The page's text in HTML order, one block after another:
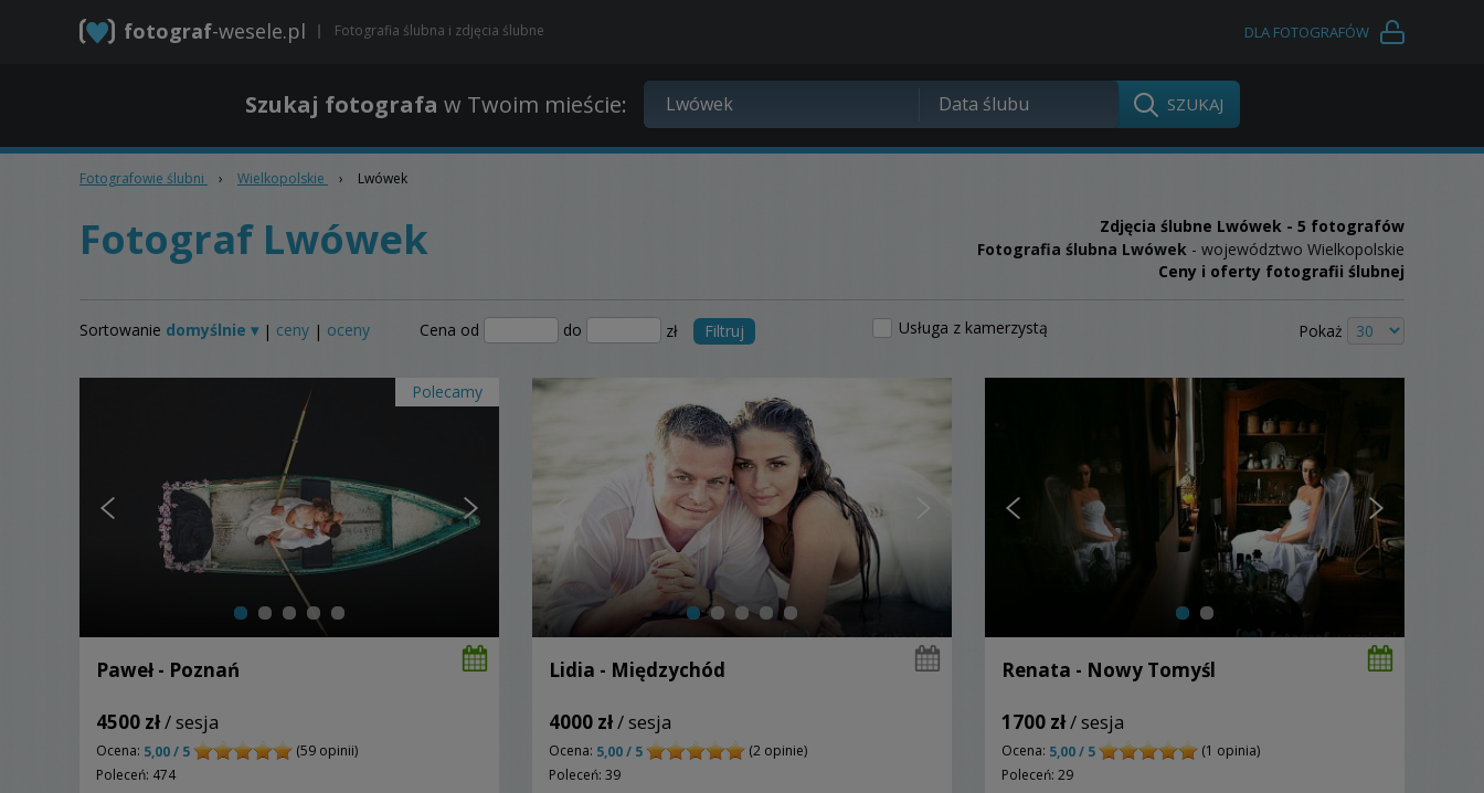
fotograf-wesele.pl Fotografia ślubna i zdjęcia ślubne DLA FOTOGRAFÓW
Szukaj fotografa w Twoim mieście:
Fotografowie ślubni › Wielkopolskie › Lwówek
Fotograf Lwówek Zdjęcia ślubne Lwówek - 5 fotografów
Fotografia ślubna Lwówek - województwo Wielkopolskie
Ceny i oferty fotografii ślubnej
Sortowanie domyślnie ▾ | ceny | oceny Cena od do zł Filtruj Usługa z kamerzystą Pokaż
Polecamy
Paweł - Poznań
4500 zł/ sesja
Ocena: 5,00 / 5
(59 opinii)
Poleceń: 474
Lidia - Międzychód
4000 zł/ sesja
Ocena: 5,00 / 5
(2 opinie)
Poleceń: 39
Renata - Nowy Tomyśl
1700 zł/ sesja
Ocena: 5,00 / 5
(1 opinia)
Poleceń: 29